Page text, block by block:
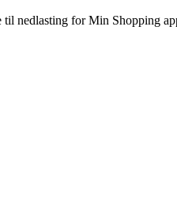
nedlasting for Min Shopping